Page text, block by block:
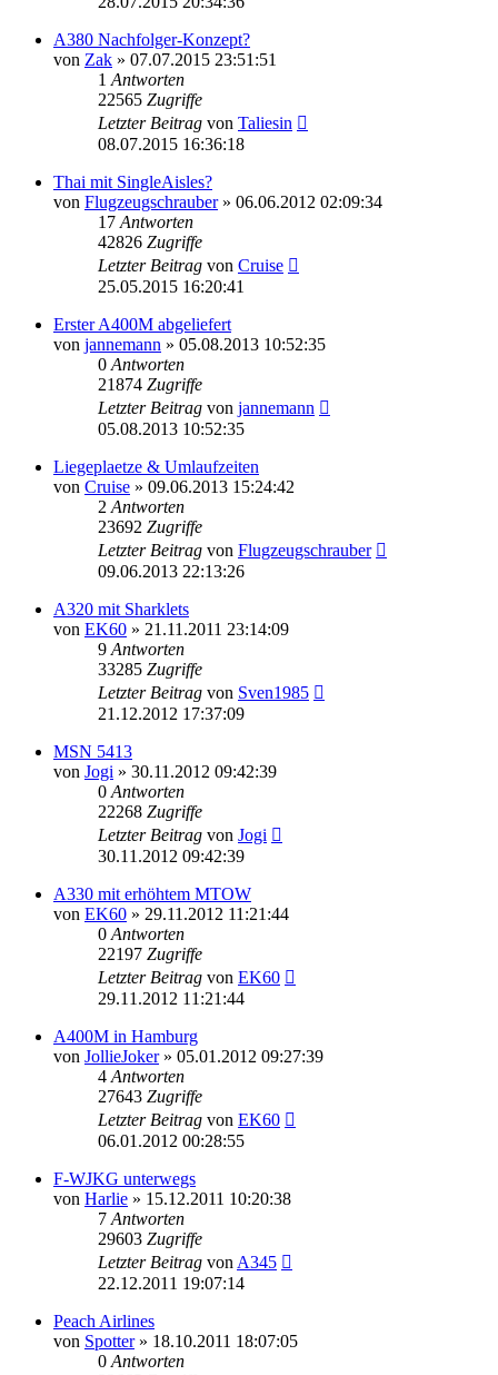
A380 Nachfolger-Konzept?
von Zak » 07.07.2015 23:51:51
1 Antworten
22565 Zugriffe
Letzter Beitrag von Taliesin
08.07.2015 16:36:18
Thai mit SingleAisles?
von Flugzeugschrauber» 06.06.2012 02:09:34
17 Antworten
42826 Zugriffe
Letzter Beitrag von Cruise
25.05.2015 16:20:41
Erster A400M abgeliefert
von jannemann » 05.08.2013 10:52:35
0 Antworten
21874 Zugriffe
Letzter Beitrag von jannemann
05.08.2013 10:52:35
Liegeplaetze & Umlaufzeiten
von Cruise » 09.06.2013 15:24:42
2 Antworten
23692 Zugriffe
Letzter Beitrag von Flugzeugschrauber
09.06.2013 22:13:26
A320 mit Sharklets
von EK60 » 21.11.2011 23:14:09
9 Antworten
33285 Zugriffe
Letzter Beitrag von Sven1985
21.12.2012 17:37:09
MSN 5413
von Jogi » 30.11.2012 09:42:39
0 Antworten
22268 Zugriffe
Letzter Beitrag von Jogi
30.11.2012 09:42:39
A330 mit erhöhtem MTOW
von EK60 » 29.11.2012 11:21:44
0 Antworten
22197 Zugriffe
Letzter Beitrag von EK60
29.11.2012 11:21:44
A400M in Hamburg
von JollieJoker» 05.01.2012 09:27:39
4 Antworten
27643 Zugriffe
Letzter Beitrag von EK60
06.01.2012 00:28:55
F-WJKG unterwegs
von Harlie » 15.12.2011 10:20:38
7 Antworten
29603 Zugriffe
Letzter Beitrag von A345
22.12.2011 19:07:14
Peach Airlines
von Spotter» 18.10.2011 18:07:05
0 Antworten